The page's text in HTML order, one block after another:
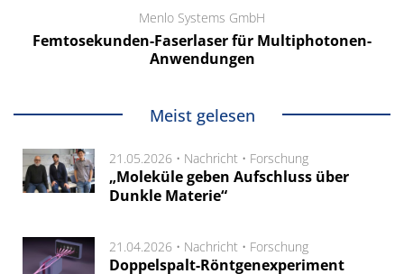
Menlo Systems GmbH
Femtosekunden-Faserlaser für Multiphotonen-
Anwendungen
Meist gelesen
21.05.2026 • Nachricht • Forschung
„Moleküle geben Aufschluss über
Dunkle Materie“
21.04.2026 • Nachricht • Forschung
Doppelspalt-Röntgenexperiment